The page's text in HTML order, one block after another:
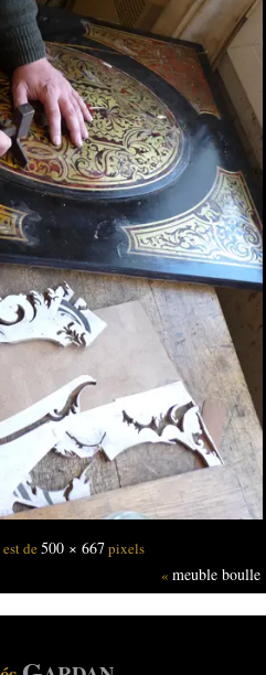
de 500 × 667pixels
« meuble boulle